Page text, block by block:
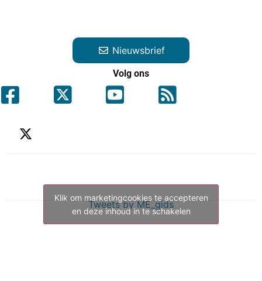
Nieuwsbrief
Volg ons
Tweets by ME_gids
Klik om marketingcookies te accepteren
en deze inhoud in te schakelen